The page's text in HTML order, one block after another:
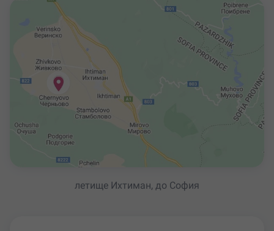
летище Ихтиман, до София